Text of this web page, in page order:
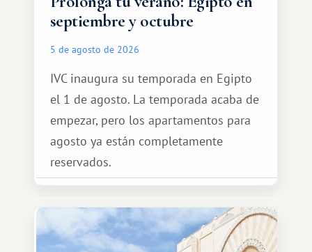
septiembre y octubre
5 de agosto de 2026
IVC inaugura su temporada en Egipto
el 1 de agosto. La temporada acaba de
empezar, pero los apartamentos para
agosto ya están completamente
reservados.